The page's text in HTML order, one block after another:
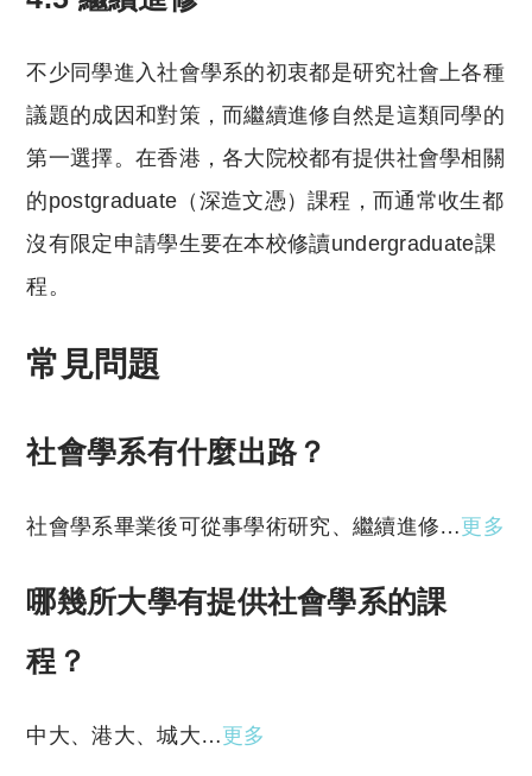
不少同學進入社會學系的初衷都是研究社會上各種
議題的成因和對策，而繼續進修自然是這類同學的
第一選擇。在香港，各大院校都有提供社會學相關
的postgraduate（深造文憑）課程，而通常收生都
沒有限定申請學生要在本校修讀undergraduate課
程。
常見問題
社會學系有什麼出路？
社會學系畢業後可從事學術研究、繼續進修…更多
哪幾所大學有提供社會學系的課
程？
中大、港大、城大…更多